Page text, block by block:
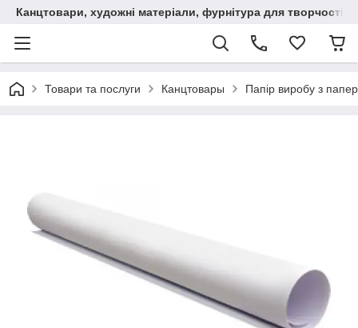
Канцтовари, художні матеріали, фурнітура для творчості
Товари та послуги Канцтовары Папір виробу з